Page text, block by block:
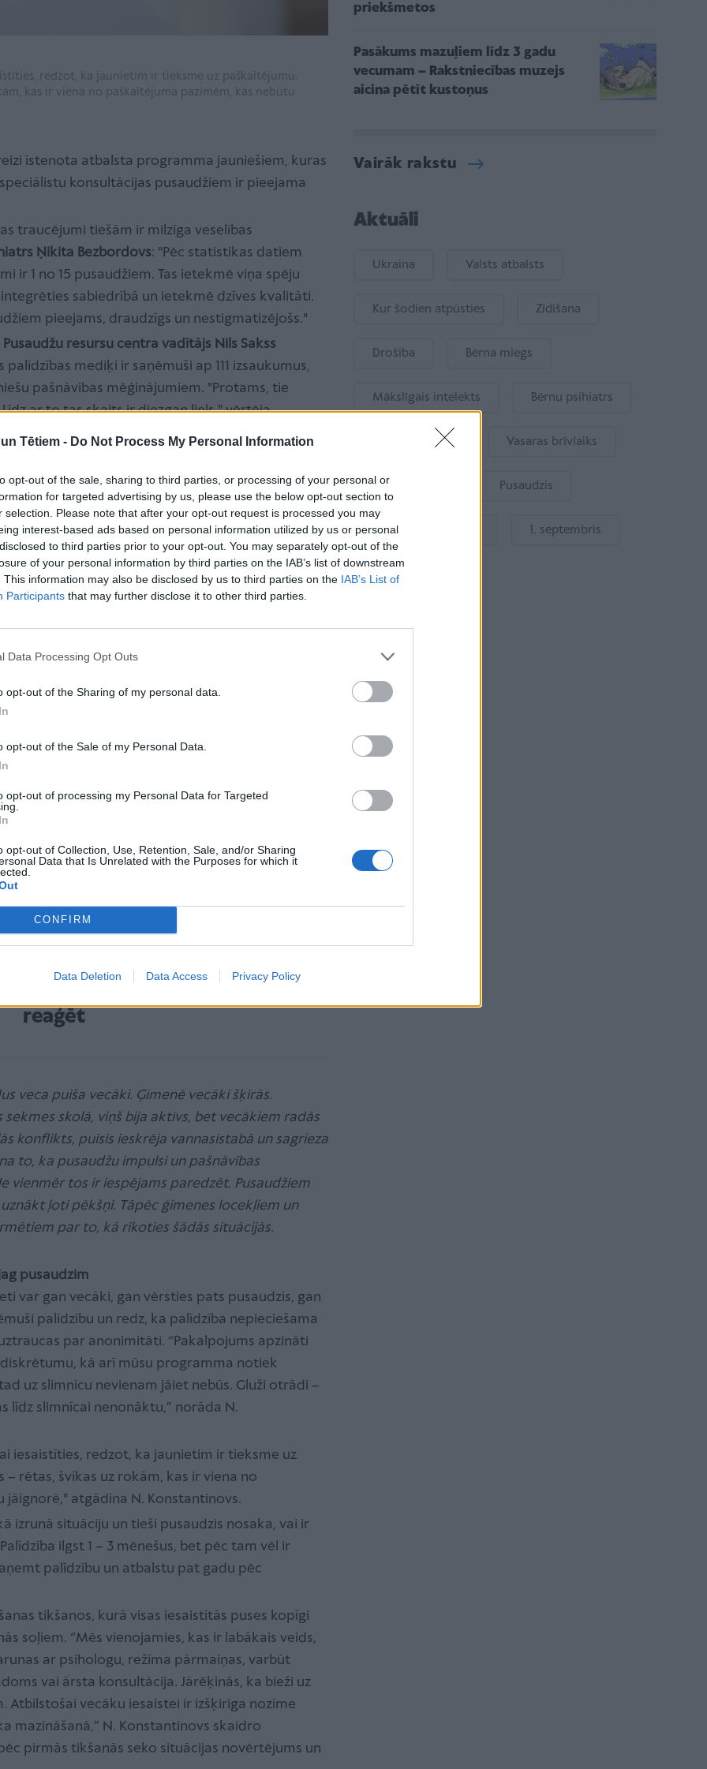
Tētiem - Do Not Process My Personal Information
opt-out of the sale, sharing to third parties, or processing of your personal or
for targeted advertising by us, please use the below opt-out section to
selection. Please note that after your opt-out request is processed you may
interest-based ads based on personal information utilized by us or personal
to third parties prior to your opt-out. You may separately opt-out of the
of your personal information by third parties on the IAB’s list of downstream
This information may also be disclosed by us to third parties on the IAB’s List of
Participants that may further disclose it to other third parties.
Data Processing Opt Outs
opt-out of the Sharing of my personal data.
opt-out of the Sale of my Personal Data.
opt-out of processing my Personal Data for Targeted
opt-out of Collection, Use, Retention, Sale, and/or Sharing
Data that Is Unrelated with the Purposes for which it
CONFIRM
Data Deletion Data Access Privacy Policy
redzot, ka jaunietim ir tieksme uz paškaitējumu.
kas ir viena no paškaitējuma pazīmēm, kas nebūtu
īstenota atbalsta programma jauniešiem, kuras
konsultācijas pusaudžiem ir pieejama
traucējumi tiešām ir milzīga veselības
Ņikita Bezbordovs: "Pēc statistikas datiem
ir 1 no 15 pusaudžiem. Tas ietekmē viņa spēju
sabiedrībā un ietekmē dzīves kvalitāti.
pieejams, draudzīgs un nestigmatizējošs."
resursu centra vadītājs Nils Sakss
mediķi ir saņēmuši ap 111 izsaukumus,
pašnāvības mēģinājumiem. "Protams, tie
ar to tas skaits ir diezgan liels," vērtēja
un depresija patlaban starp
"ir ļoti izplatīta problēma". Līdz šim palīdzība ir
Veselības ministrija ir radusi finansējumu 80
divus piemērus, kad jaunieši un viņu vecāki ir
Tās raksturo situācijas, ar kurām saskaras
ārstējās no depresijas. Pirms tam pusaudze labi
dienas, kad viņa vispār neizkāpa no gultas, bet
kas agrāk interesēja. Ģimenē radās
Tika izrakstīti medikamenti depresijas
iet neatsāka, turpināja palikt mājās un laiku
bija pārdozējusi medikamentu. Pusaudžu
par mobilā telefona atkarību, bet,
patiesais iemesls ir mobings skolā. Kamēr šo
stāvoklis neuzlabojās. Tātad tikai
tikai psihoterapeitisko atbalstu, palīdzība var
skatījums un atbalsts.
izdarījis pašnāvību, viņš
tam ir signalizējis par savu
problēmām, taču apkārtējie,
vai arī nav mācējuši pareizi
reaģēt
veca puiša vecāki. Ģimenē vecāki šķīrās.
skolā, viņš bija aktīvs, bet vecākiem radās
konflikts, puisis ieskrēja vannasistabā un sagrieza
to, ka pusaudžu impulsi un pašnāvības
vienmēr tos ir iespējams paredzēt. Pusaudžiem
ļoti pēkšņi. Tāpēc ģimenes locekļiem un
par to, kā rīkoties šādās situācijās.
pusaudzim
var gan vecāki, gan vērsties pats pusaudzis, gan
palīdzību un redz, ka palīdzība nepieciešama
par anonimitāti. “Pakalpojums apzināti
kā arī mūsu programma notiek
uz slimnīcu nevienam jāiet nebūs. Gluži otrādi –
līdz slimnīcai nenonāktu,” norāda N.
iesaistīties, redzot, ka jaunietim ir tieksme uz
rētas, švīkas uz rokām, kas ir viena no
atgādina N. Konstantinovs.
izrunā situāciju un tieši pusaudzis nosaka, vai ir
ilgst 1 – 3 mēnešus, bet pēc tam vēl ir
palīdzību un atbalstu pat gadu pēc
tikšanos, kurā visas iesaistītās puses kopīgi
soļiem. “Mēs vienojamies, kas ir labākais veids,
ar psihologu, režīma pārmaiņas, varbūt
vai ārsta konsultācija. Jārēķinās, ka bieži uz
Atbilstošai vecāku iesaistei ir izšķirīga nozīme
mazināšanā,” N. Konstantinovs skaidro
pirmās tikšanās seko situācijas novērtējums un
priekšmetos
Pasākums mazuļiem līdz 3 gadu
vecumam – Rakstniecības muzejs
aicina pētīt kustoņus
Vairāk rakstu
Aktuāli
Ukraina Valsts atbalsts
Kur šodien atpūsties Zīdīšana
Drošība Bērna miegs
Mākslīgais intelekts Bērnu psihiatrs
Bērna emocijas Vasaras brīvlaiks
Bērnu drošība Pusaudzis
Gatavošanās skolai 1. septembris